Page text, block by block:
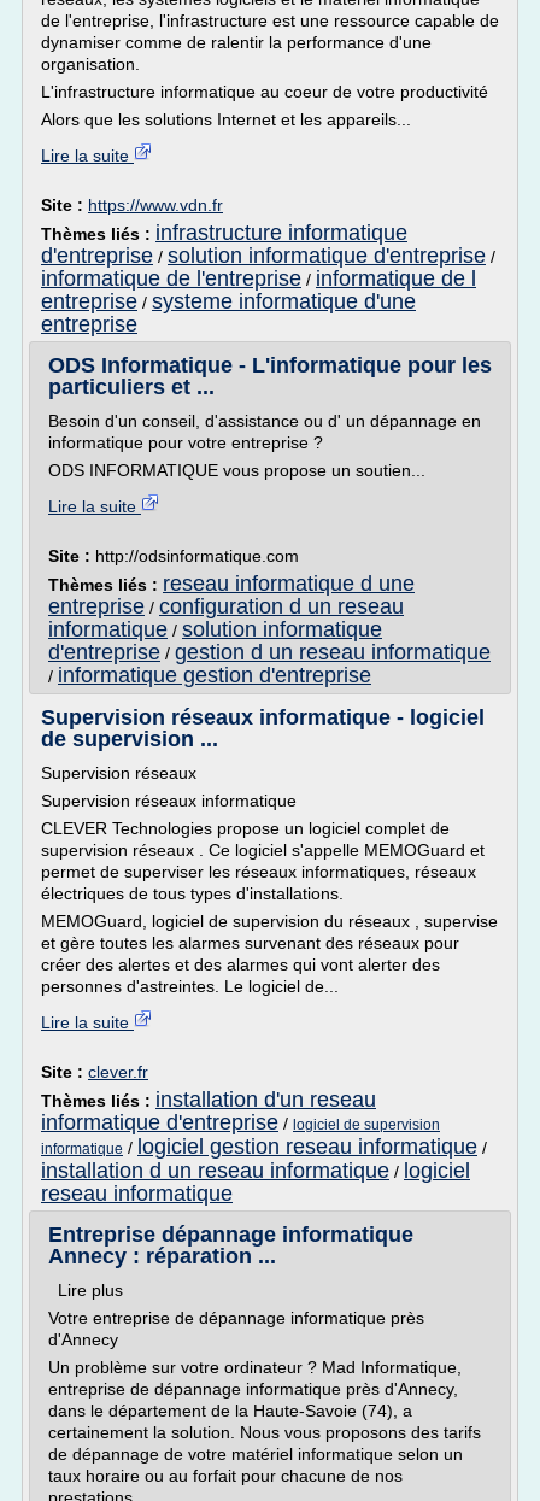
de l'entreprise, l'infrastructure est une ressource capable de
dynamiser comme de ralentir la performance d'une
organisation.
L'infrastructure informatique au coeur de votre productivité
Alors que les solutions Internet et les appareils...
Lire la suite
Site : https://www.vdn.fr
Thèmes liés : infrastructure informatique
d'entreprise / solution informatique d'entreprise /
informatique de l'entreprise / informatique de l
entreprise / systeme informatique d'une
entreprise
ODS Informatique - L'informatique pour les
particuliers et ...
Besoin d'un conseil, d'assistance ou d' un dépannage en
informatique pour votre entreprise ?
ODS INFORMATIQUE vous propose un soutien...
Lire la suite
Site : http://odsinformatique.com
Thèmes liés : reseau informatique d une
entreprise / configuration d un reseau
informatique / solution informatique
d'entreprise / gestion d un reseau informatique
/ informatique gestion d'entreprise
Supervision réseaux informatique - logiciel
de supervision ...
Supervision réseaux
Supervision réseaux informatique
CLEVER Technologies propose un logiciel complet de
supervision réseaux . Ce logiciel s'appelle MEMOGuard et
permet de superviser les réseaux informatiques, réseaux
électriques de tous types d'installations.
MEMOGuard, logiciel de supervision du réseaux , supervise
et gère toutes les alarmes survenant des réseaux pour
créer des alertes et des alarmes qui vont alerter des
personnes d'astreintes. Le logiciel de...
Lire la suite
Site : clever.fr
Thèmes liés : installation d'un reseau
informatique d'entreprise / logiciel de supervision
informatique / logiciel gestion reseau informatique /
installation d un reseau informatique / logiciel
reseau informatique
Entreprise dépannage informatique
Annecy : réparation ...
Lire plus
Votre entreprise de dépannage informatique près
d'Annecy
Un problème sur votre ordinateur ? Mad Informatique,
entreprise de dépannage informatique près d'Annecy,
dans le département de la Haute-Savoie (74), a
certainement la solution. Nous vous proposons des tarifs
de dépannage de votre matériel informatique selon un
taux horaire ou au forfait pour chacune de nos